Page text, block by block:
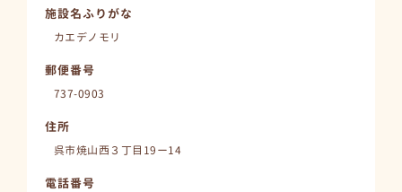
施設名ふりがな
カエデノモリ
郵便番号
737-0903
住所
呉市焼山西３丁目19ー14
電話番号